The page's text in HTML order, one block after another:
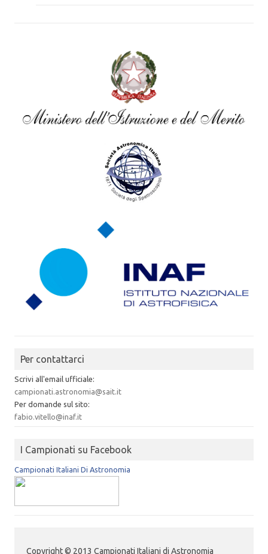
Per contattarci
Scrivi all'email ufficiale:
campionati.astronomia@sait.it
Per domande sul sito:
fabio.vitello@inaf.it
I Campionati su Facebook
Campionati Italiani Di Astronomia
Copyright © 2013 Campionati Italiani di Astronomia